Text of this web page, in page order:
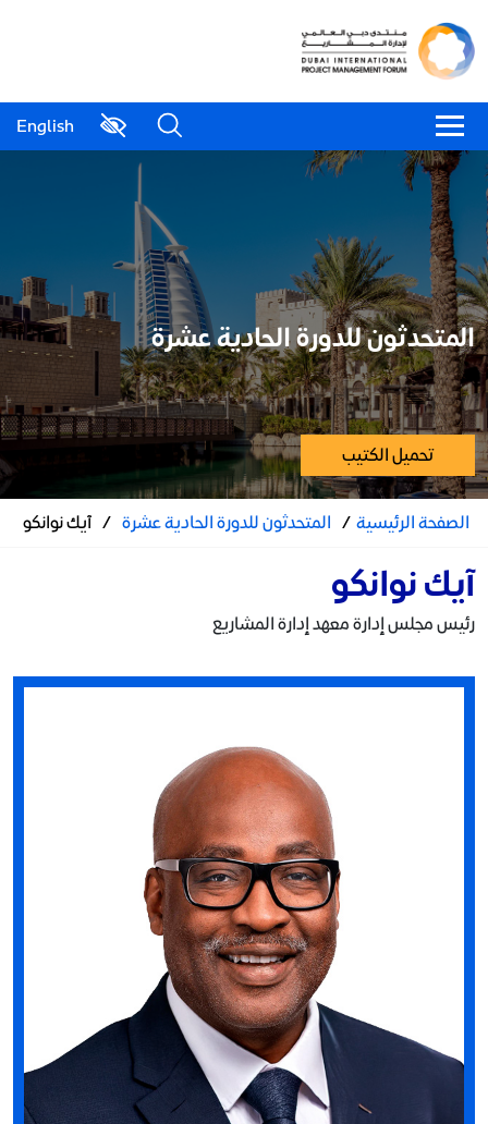
English
المتحدثون للدورة الحادية عشرة
تحميل الكتيب
الصفحة الرئيسية/ المتحدثون للدورة الحادية عشرة / آيك نوانكو
آيك نوانكو
رئيس مجلس إدارة معهد إدارة المشاريع